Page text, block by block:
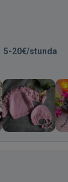
5-20€/stunda